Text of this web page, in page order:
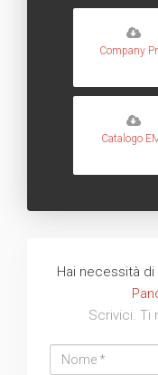
Company
Catalogo
Hai necessità
Scrivici. Ti